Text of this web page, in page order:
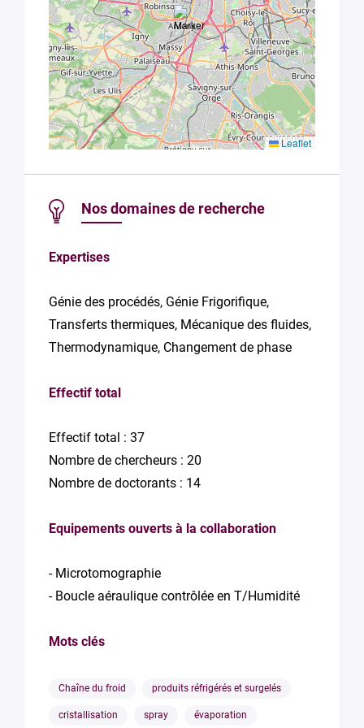
Université
Paris-Saclay*
Leaflet
Nos domaines de recherche
Expertises
Génie des procédés, Génie Frigorifique,
Transferts thermiques, Mécanique des fluides,
Thermodynamique, Changement de phase
Effectif total
Effectif total : 37
Nombre de chercheurs : 20
Nombre de doctorants : 14
Equipements ouverts à la collaboration
- Microtomographie
- Boucle aéraulique contrôlée en T/Humidité
Mots clés
Chaîne du froid produits réfrigérés et surgelés
cristallisation spray évaporation